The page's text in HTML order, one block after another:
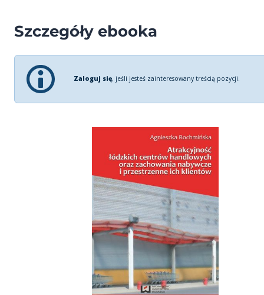
Szczegóły ebooka
Zaloguj się, jeśli jesteś zainteresowany treścią pozycji.